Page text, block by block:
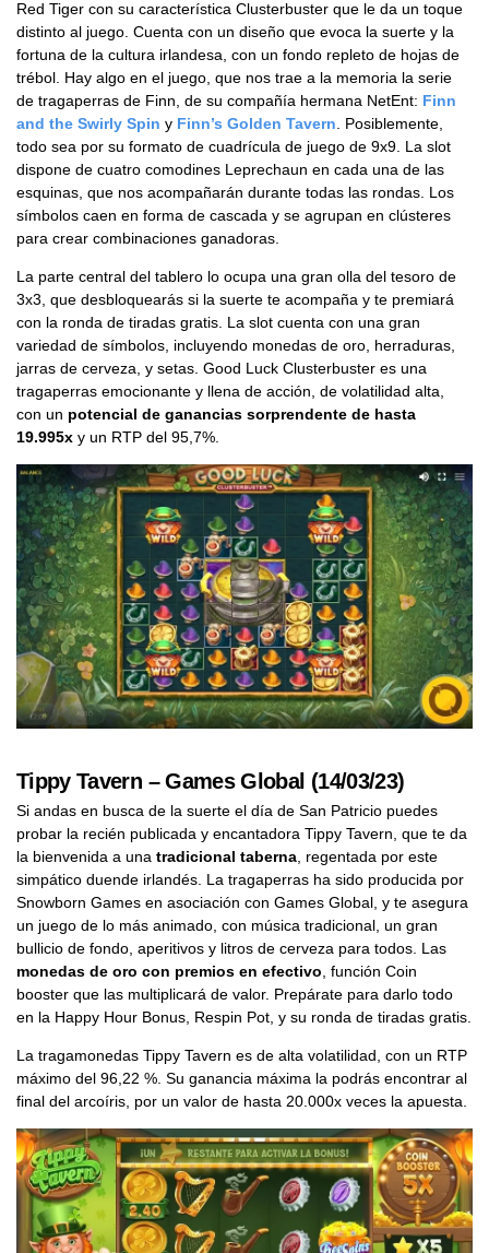
Red Tiger con su característica Clusterbuster que le da un toque
distinto al juego. Cuenta con un diseño que evoca la suerte y la
fortuna de la cultura irlandesa, con un fondo repleto de hojas de
trébol. Hay algo en el juego, que nos trae a la memoria la serie
de tragaperras de Finn, de su compañía hermana NetEnt: Finn
and the Swirly Spin y Finn’s Golden Tavern . Posiblemente,
todo sea por su formato de cuadrícula de juego de 9x9. La slot
dispone de cuatro comodines Leprechaun en cada una de las
esquinas, que nos acompañarán durante todas las rondas. Los
símbolos caen en forma de cascada y se agrupan en clústeres
para crear combinaciones ganadoras.
La parte central del tablero lo ocupa una gran olla del tesoro de
3x3, que desbloquearás si la suerte te acompaña y te premiará
con la ronda de tiradas gratis. La slot cuenta con una gran
variedad de símbolos, incluyendo monedas de oro, herraduras,
jarras de cerveza, y setas. Good Luck Clusterbuster es una
tragaperras emocionante y llena de acción, de volatilidad alta,
con un potencial de ganancias sorprendente de hasta
19.995x y un RTP del 95,7%.
Tippy Tavern – Games Global (14/03/23)
Si andas en busca de la suerte el día de San Patricio puedes
probar la recién publicada y encantadora Tippy Tavern, que te da
la bienvenida a una tradicional taberna , regentada por este
simpático duende irlandés. La tragaperras ha sido producida por
Snowborn Games en asociación con Games Global, y te asegura
un juego de lo más animado, con música tradicional, un gran
bullicio de fondo, aperitivos y litros de cerveza para todos. Las
monedas de oro con premios en efectivo , función Coin
booster que las multiplicará de valor. Prepárate para darlo todo
en la Happy Hour Bonus, Respin Pot, y su ronda de tiradas gratis.
La tragamonedas Tippy Tavern es de alta volatilidad, con un RTP
máximo del 96,22 %. Su ganancia máxima la podrás encontrar al
final del arcoíris, por un valor de hasta 20.000x veces la apuesta.